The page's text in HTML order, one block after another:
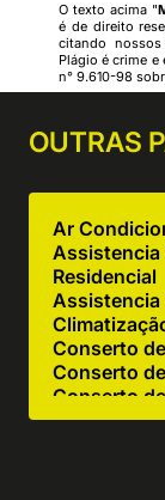
O texto acima "
é de direito
citando
Plágio é crime
n° 9.610-98
OUTRAS
Ar
Assistencia
Residencial
Assistencia
Conserto
Conserto
Conserto
Conserto
Empresa